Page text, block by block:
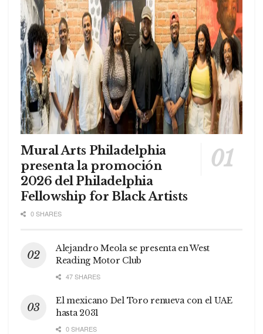
Mural Arts Philadelphia
presenta la promoción
2026 del Philadelphia
Fellowship for Black Artists
0 SHARES
Alejandro Meola se presenta en West
Reading Motor Club
47 SHARES
El mexicano Del Toro renueva con el UAE
hasta 2031
0 SHARES